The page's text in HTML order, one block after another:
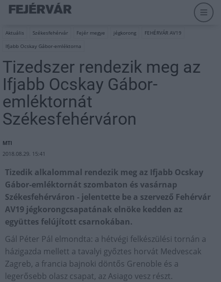
Aktuális Székesfehérvár Fejér megye jégkorong
FEHÉRVÁR AV19
Ifjabb Ocskay Gábor-emléktorna
Tizedszer rendezik meg az
Ifjabb Ocskay Gábor-
emléktornát
Székesfehérváron
MTI
2018.08.29. 15:41
Tizedik alkalommal rendezik meg az Ifjabb Ocskay
Gábor-emléktornát szombaton és vasárnap
Székesfehérváron - jelentette be a szervező Fehérvár
AV19 jégkorongcsapatának elnöke kedden az
együttes felújított csarnokában.
Gál Péter Pál elmondta: a hétvégi felkészülési tornán a
házigazda mellett a tavalyi győztes horvát Medvescak
Zagreb, a francia bajnoki döntős Grenoble és a
legerősebb olasz csapat, az Asiago vesz részt.